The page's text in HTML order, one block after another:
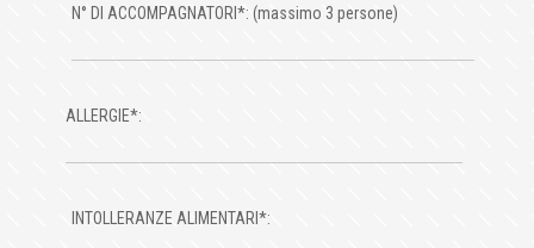
N° DI ACCOMPAGNATORI*: (massimo 3 persone)
ALLERGIE*:
INTOLLERANZE ALIMENTARI*: